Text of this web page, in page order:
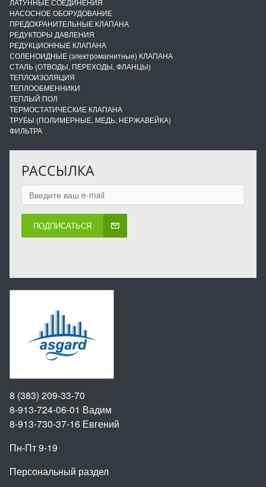
ЛАТУННЫЕ СОЕДИНЕНИЯ
НАСОСНОЕ ОБОРУДОВАНИЕ
ПРЕДОХРАНИТЕЛЬНЫЕ КЛАПАНА
РЕДУКТОРЫ ДАВЛЕНИЯ
РЕДУКЦИОННЫЕ КЛАПАНА
СОЛЕНОИДНЫЕ (электромагнитные) КЛАПАНА
СТАЛЬ (ОТВОДЫ, ПЕРЕХОДЫ, ФЛАНЦЫ)
ТЕПЛОИЗОЛЯЦИЯ
ТЕПЛООБМЕННИКИ
ТЕПЛЫЙ ПОЛ
ТЕРМОСТАТИЧЕСКИЕ КЛАПАНА
ТРУБЫ (ПОЛИМЕРНЫЕ, МЕДЬ, НЕРЖАВЕЙКА)
ФИЛЬТРА
РАССЫЛКА
ПОДПИСАТЬСЯ
8 (383) 209-33-70
8-913-724-06-01 Вадим
8-913-730-37-16 Евгений
Пн-Пт 9-19
Персональный раздел